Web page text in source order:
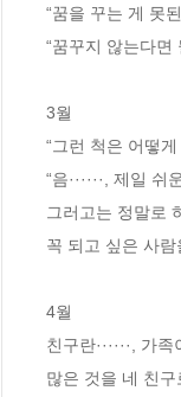
“꿈을 꾸는 게 못
“꿈꾸지 않는다면
3월
“그런 척은 어떻
“음······, 제일
그러고는 정말로
꼭 되고 싶은 사
4월
친구란······, 가
많은 것을 네 친구